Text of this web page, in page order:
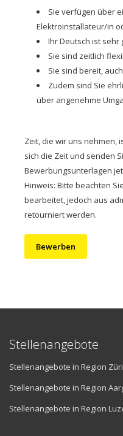
Sie verfügen über
Elektroinstallateur/in
Ihr Deutsch ist sehr
Sie sind zeitlich
Sie sind bereit,
Zudem sind Sie
über angenehme
Zeit, die wir uns nehmen,
sich die Zeit und senden
Bewerbungsunterlagen
Hinweis: Bitte beachten
bearbeitet, jedoch aus
retourniert werden.
Bewerben
Stellenangebote
Stellenangebote in Region
Stellenangebote in Region
Stellenangebote in Region